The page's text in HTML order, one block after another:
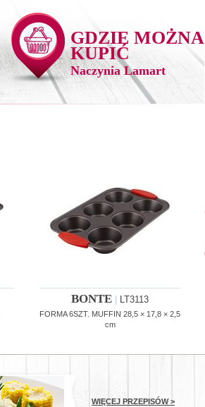
GDZIE MOŻNA
KUPIĆ
Naczynia Lamart
BONTE LT3113
FORMA 6SZT. MUFFIN 28,5 × 17,8 × 2,5
cm
WIĘCEJ PRZEPISÓW >